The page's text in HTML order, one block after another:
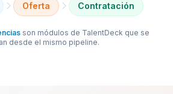
Oferta Contratación
son módulos de TalentDeck que se
desde el mismo pipeline.